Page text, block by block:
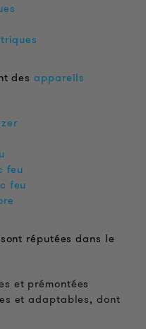
desappareils
feu
feu
sont réputées dans le
et prémontées
et adaptables, dont